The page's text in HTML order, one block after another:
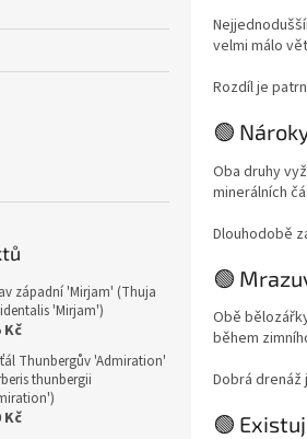
západní 'Mirjam' (Thuja
'Mirjam')
Kč
Thunbergův 'Admiration'
thunbergii
Kč
velmi málo
Rozdíl je
🟢
Oba druhy
minerálních
Dlouhodobě
🟢
Obě
během
Dobrá
🟢